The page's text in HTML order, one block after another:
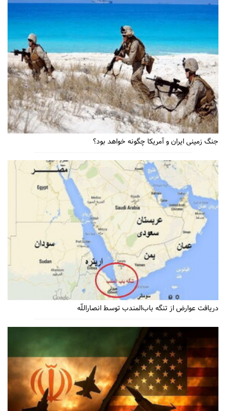
جنگ زمینی ایران و آمریکا چگونه خواهد بود؟
دریافت عوارض از تنگه باب‌المندب توسط انصاراللّه